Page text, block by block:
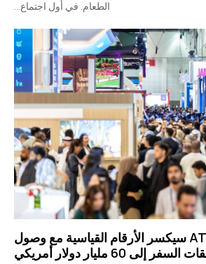
الطعام. في أول اجتماع...
جهاز ATM 2026 سيكسر الأرقام القياسية مع وصول
السفر إلى 60 مليار دولار أمريكي